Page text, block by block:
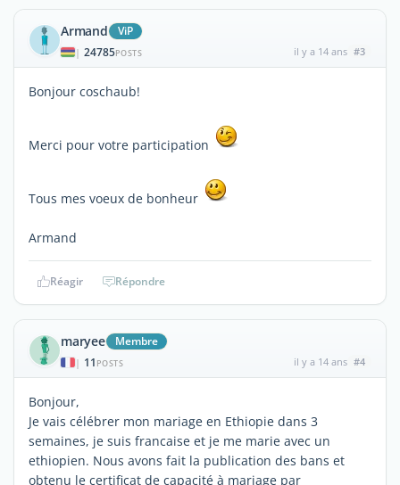
Armand ViP
| 24785POSTS il y a 14 ans #3
Bonjour coschaub!
Merci pour votre participation
Tous mes voeux de bonheur
Armand
Réagir Répondre
maryee Membre
| 11 POSTS il y a 14 ans #4
Bonjour,
Je vais célébrer mon mariage en Ethiopie dans 3
semaines, je suis francaise et je me marie avec un
ethiopien. Nous avons fait la publication des bans et
obtenu le certificat de capacité à mariage par